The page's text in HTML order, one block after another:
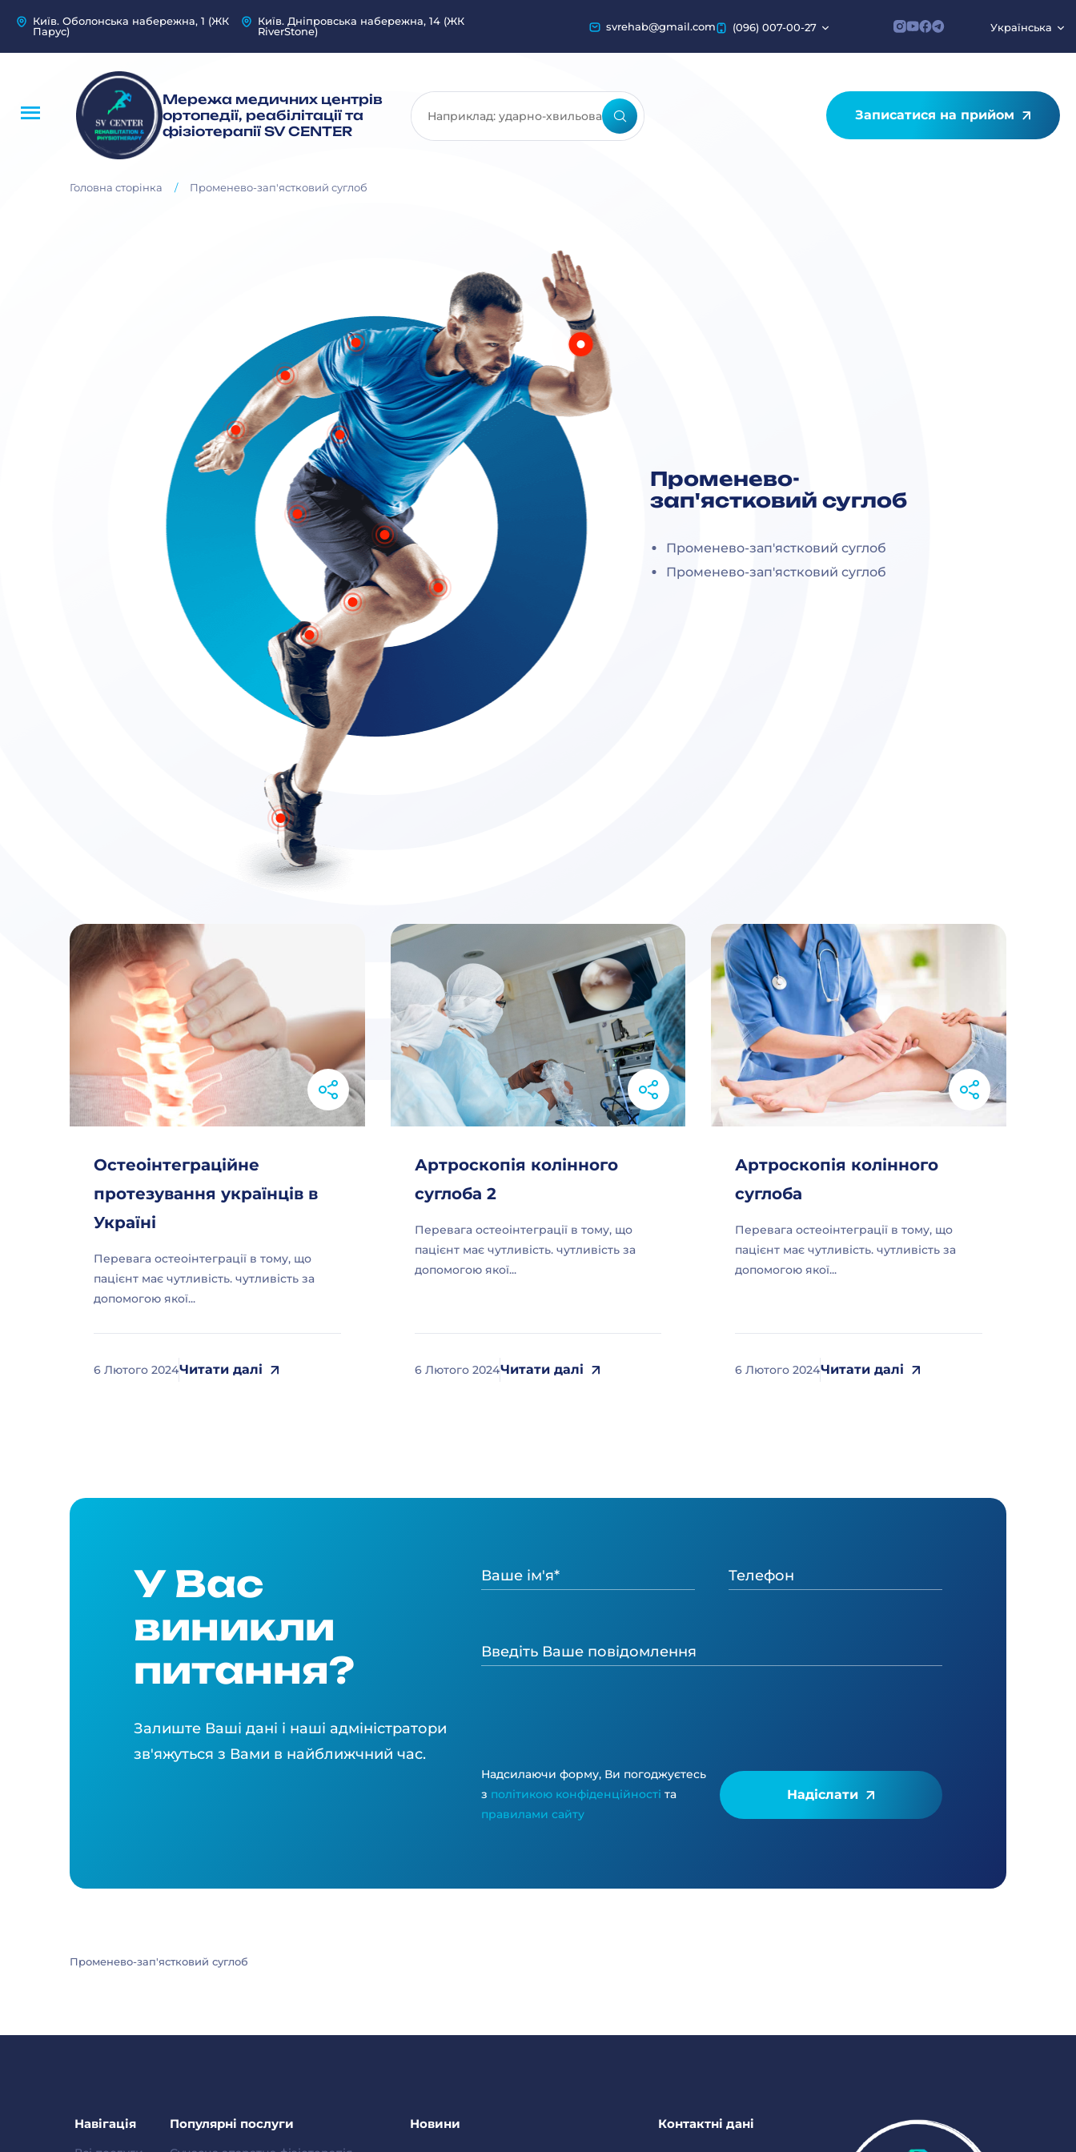
Київ. Оболонська набережна, 1 (ЖК
Парус)
Київ. Дніпровська набережна, 14 (ЖК
RiverStone)
svrehab@gmail.com (096) 007-00-27 Українська
Мережа медичних центрів
ортопедії, реабілітації та
фізіотерапії SV CENTER
Записатися на прийом
Головна сторінка / Променево-зап'ястковий суглоб
Променево-
зап'ястковий суглоб
Променево-зап'ястковий суглоб
Променево-зап'ястковий суглоб
Остеоінтеграційне
протезування українців в
Україні
Перевага остеоінтеграції в тому, що
пацієнт має чутливість. чутливість за
допомогою якої...
6 Лютого 2024Читати далі
Артроскопія колінного
суглоба 2
Перевага остеоінтеграції в тому, що
пацієнт має чутливість. чутливість за
допомогою якої...
6 Лютого 2024Читати далі
Артроскопія колінного
суглоба
Перевага остеоінтеграції в тому, що
пацієнт має чутливість. чутливість за
допомогою якої...
6 Лютого 2024Читати далі
У Вас
виникли
питання?
Залиште Ваші дані і наші адміністратори
зв'яжуться з Вами в найближчний час.
Надсилаючи форму, Ви погоджуєтесь
з політикою конфіденційності та
правилами сайту
Надіслати
Променево-зап'ястковий суглоб
Навігація Популярні послуги Новини Контактні дані